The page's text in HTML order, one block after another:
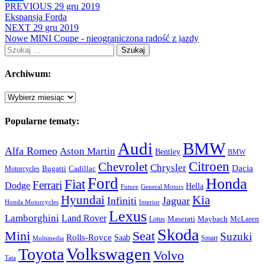
Share
PREVIOUS 29 gru 2019
Ekspansja Forda
NEXT 29 gru 2019
Nowe MINI Coupe - nieograniczona radość z jazdy
Szukaj:
Archiwum:
Archiwum:
Popularne tematy:
Alfa Romeo Aston Martin Audi Bentley BMW BMW
Motorcycles Bugatti Cadillac Chevrolet Chrysler Citroen Dacia
Dodge Ferrari FiatFord Future General Motors Hella Honda
Honda Motorcycles Hyundai Infiniti Interior Jaguar Kia
Lamborghini Land Rover Lexus Lotus Maserati Maybach McLaren
Mini Multimedia Rolls-Royce Saab Seat Skoda Smart Suzuki
Tata ToyotaVolkswagen Volvo